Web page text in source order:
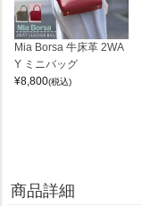
Mia Borsa 牛床革 2WA
Y ミニバッグ
¥8,800(税込)
商品詳細